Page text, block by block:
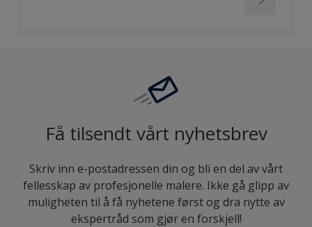
Få tilsendt vårt nyhetsbrev
Skriv inn e-postadressen din og bli en del av vårt
fellesskap av profesjonelle malere. Ikke gå glipp av
muligheten til å få nyhetene først og dra nytte av
ekspertråd som gjør en forskjell!